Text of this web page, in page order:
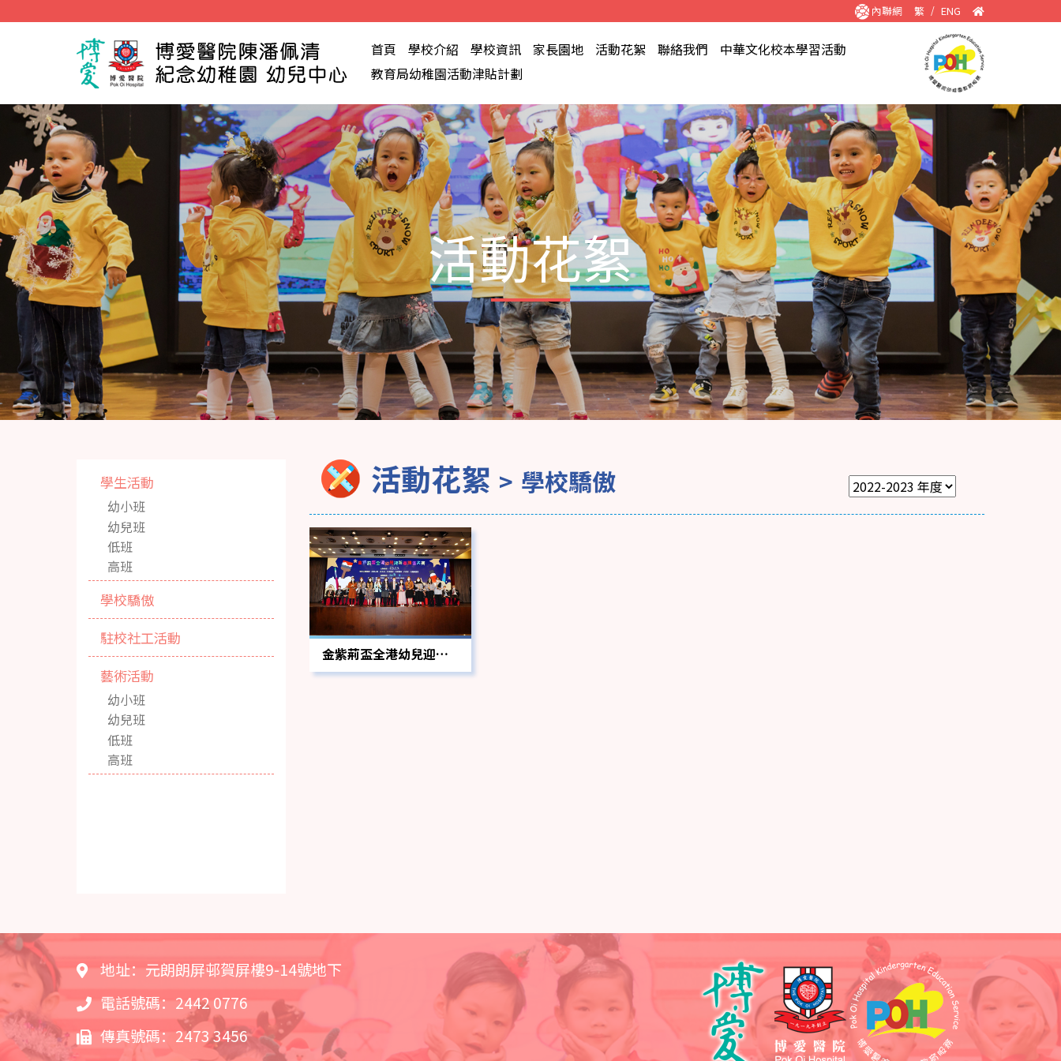
內聯網 繁 / ENG
首頁 學校介紹 學校資訊 家長園地 活動花絮 聯絡我們
中華文化校本學習活動
教育局幼稚園活動津貼計劃
活動花絮
學生活動
幼小班
幼兒班
低班
高班
學校驕傲
駐校社工活動
藝術活動
幼小班
幼兒班
低班
高班
活動花絮 學校驕傲
金紫荊盃全港幼兒迎新
春繪畫大賽 組織獎
地址：元朗朗屏邨賀屏樓9-14號地下
電話號碼：2442 0776
傳真號碼：2473 3456